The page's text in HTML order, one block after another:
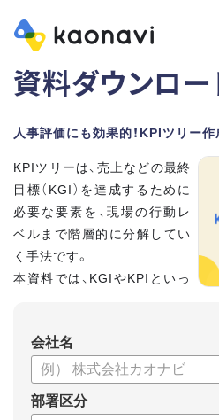
資料ダウンロー
人事評価にも効果的！KPIツリー
KPIツリーは、売上などの最終
目標（KGI）を達成するために
必要な要素を、現場の行動レ
ベルまで階層的に分解してい
く手法です。
本資料では、KGIやKPIといっ
【資料の内容】
・KGI、KPIなどの用語をおさらい
・KPIツリーの作り方
会社名
部署区分